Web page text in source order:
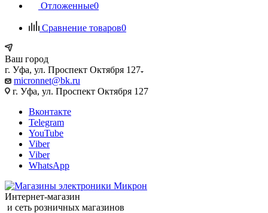
Отложенные0
Сравнение товаров0
Ваш город
г. Уфа, ул. Проспект Октября 127
micronnet@bk.ru
г. Уфа, ул. Проспект Октября 127
Вконтакте
Telegram
YouTube
Viber
Viber
WhatsApp
Интернет-магазин
и сеть розничных магазинов